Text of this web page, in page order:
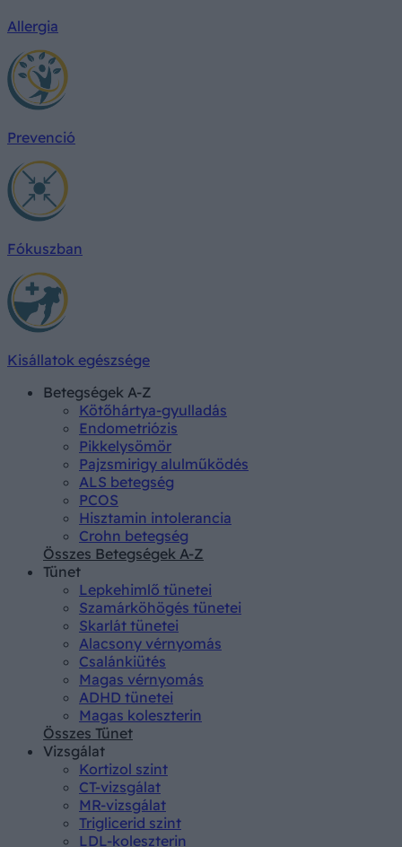
Allergia
Prevenció
Fókuszban
Kisállatok egészsége
Betegségek A-Z
Kötőhártya-gyulladás
Endometriózis
Pikkelysömör
Pajzsmirigy alulműködés
ALS betegség
PCOS
Hisztamin intolerancia
Crohn betegség
Összes Betegségek A-Z
Tünet
Lepkehimlő tünetei
Szamárköhögés tünetei
Skarlát tünetei
Alacsony vérnyomás
Csalánkiütés
Magas vérnyomás
ADHD tünetei
Magas koleszterin
Összes Tünet
Vizsgálat
Kortizol szint
CT-vizsgálat
MR-vizsgálat
Triglicerid szint
LDL-koleszterin